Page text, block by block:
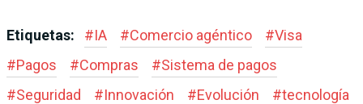
Etiquetas: #IA #Comercio agéntico #Visa
#Pagos #Compras #Sistema de pagos
#Seguridad #Innovación #Evolución #tecnología